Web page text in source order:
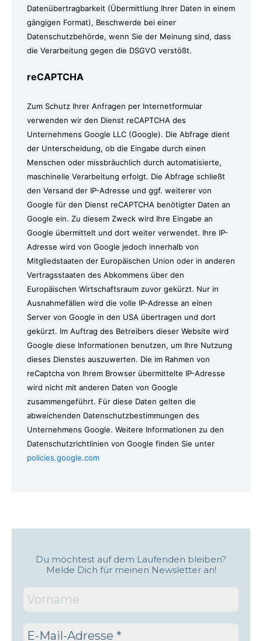
Datenübertragbarkeit (Übermittlung Ihrer Daten in einem
gängigen Format), Beschwerde bei einer
Datenschutzbehörde, wenn Sie der Meinung sind, dass
die Verarbeitung gegen die DSGVO verstößt.
reCAPTCHA
Zum Schutz Ihrer Anfragen per Internetformular
verwenden wir den Dienst reCAPTCHA des
Unternehmens Google LLC (Google). Die Abfrage dient
der Unterscheidung, ob die Eingabe durch einen
Menschen oder missbräuchlich durch automatisierte,
maschinelle Verarbeitung erfolgt. Die Abfrage schließt
den Versand der IP-Adresse und ggf. weiterer von
Google für den Dienst reCAPTCHA benötigter Daten an
Google ein. Zu diesem Zweck wird Ihre Eingabe an
Google übermittelt und dort weiter verwendet. Ihre IP-
Adresse wird von Google jedoch innerhalb von
Mitgliedstaaten der Europäischen Union oder in anderen
Vertragsstaaten des Abkommens über den
Europäischen Wirtschaftsraum zuvor gekürzt. Nur in
Ausnahmefällen wird die volle IP-Adresse an einen
Server von Google in den USA übertragen und dort
gekürzt. Im Auftrag des Betreibers dieser Website wird
Google diese Informationen benutzen, um Ihre Nutzung
dieses Dienstes auszuwerten. Die im Rahmen von
reCaptcha von Ihrem Browser übermittelte IP-Adresse
wird nicht mit anderen Daten von Google
zusammengeführt. Für diese Daten gelten die
abweichenden Datenschutzbestimmungen des
Unternehmens Google. Weitere Informationen zu den
Datenschutzrichtlinien von Google finden Sie unter
policies.google.com
Du möchtest auf dem Laufenden bleiben?
Melde Dich für meinen Newsletter an!